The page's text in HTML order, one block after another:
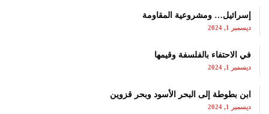
إسرائيل… ومشروعية المقاومة
ديسمبر 1, 2024
في الاحتفاء بالفلسفة وقيمها
ديسمبر 1, 2024
ابن بطوطة إلى البحر الأسود وبحر قزوين
ديسمبر 1, 2024